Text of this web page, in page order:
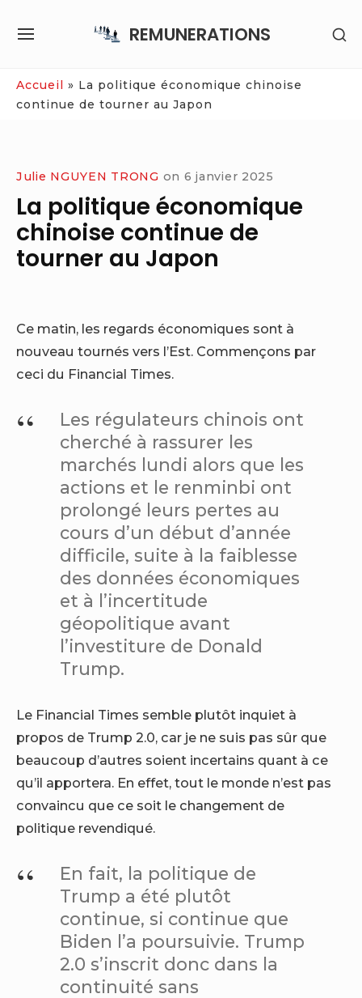
REMUNERATIONS
SITE
Accueil » La politique économique chinoise
continue de tourner au Japon
Julie NGUYEN TRONG on 6 janvier 2025
La politique économique
chinoise continue de
tourner au Japon
Ce matin, les regards économiques sont à
nouveau tournés vers l’Est. Commençons par
ceci du Financial Times.
Les régulateurs chinois ont
cherché à rassurer les
marchés lundi alors que les
actions et le renminbi ont
prolongé leurs pertes au
cours d’un début d’année
difficile, suite à la faiblesse
des données économiques
et à l’incertitude
géopolitique avant
l’investiture de Donald
Trump.
Le Financial Times semble plutôt inquiet à
propos de Trump 2.0, car je ne suis pas sûr que
beaucoup d’autres soient incertains quant à ce
qu’il apportera. En effet, tout le monde n’est pas
convaincu que ce soit le changement de
politique revendiqué.
En fait, la politique de
Trump a été plutôt
continue, si continue que
Biden l’a poursuivie. Trump
2.0 s’inscrit donc dans la
continuité sans